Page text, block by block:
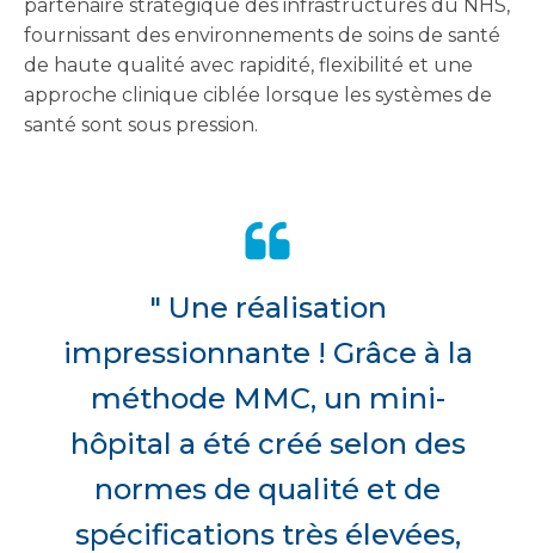
partenaire stratégique des infrastructures du NHS,
fournissant des environnements de soins de santé
de haute qualité avec rapidité, flexibilité et une
approche clinique ciblée lorsque les systèmes de
santé sont sous pression.
" Une réalisation
impressionnante ! Grâce à la
méthode MMC, un mini-
hôpital a été créé selon des
normes de qualité et de
spécifications très élevées,